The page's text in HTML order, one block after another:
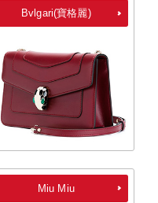
Bvlgari(寶格麗)
Miu Miu